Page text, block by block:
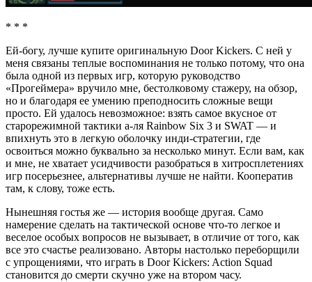
* * *
Ей-богу, лучше купите оригинальную Door Kickers. С ней у
меня связаны теплые воспоминания не только потому, что она
была одной из первых игр, которую руководство
«Прогеймера» вручило мне, бестолковому стажеру, на обзор,
но и благодаря ее умению преподносить сложные вещи
просто. Ей удалось невозможное: взять самое вкусное от
старорежимной тактики а-ля Rainbow Six 3 и SWAT — и
впихнуть это в легкую оболочку инди-стратегии, где
освоиться можно буквально за несколько минут. Если вам, как
и мне, не хватает усидчивости разобраться в хитросплетениях
игр посерьезнее, альтернативы лучше не найти. Кооператив
там, к слову, тоже есть.
Нынешняя гостья же — история вообще другая. Само
намерение сделать на тактической основе что-то легкое и
веселое особых вопросов не вызывает, в отличие от того, как
все это счастье реализовано. Авторы настолько переборщили
с упрощениями, что играть в Door Kickers: Action Squad
становится до смерти скучно уже на втором часу.